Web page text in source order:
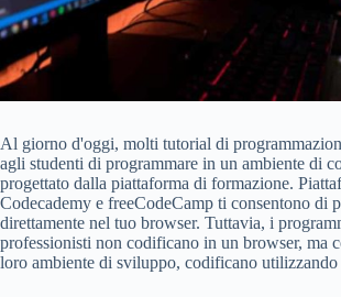
Al giorno d'oggi, molti tutorial di
agli studenti di programmare in un ambiente di
progettato dalla piattaforma di formazione.
Codecademy e freeCodeCamp ti consentono di
direttamente nel tuo browser. Tuttavia, i
professionisti non codificano in un browser, ma
loro ambiente di sviluppo, codificano